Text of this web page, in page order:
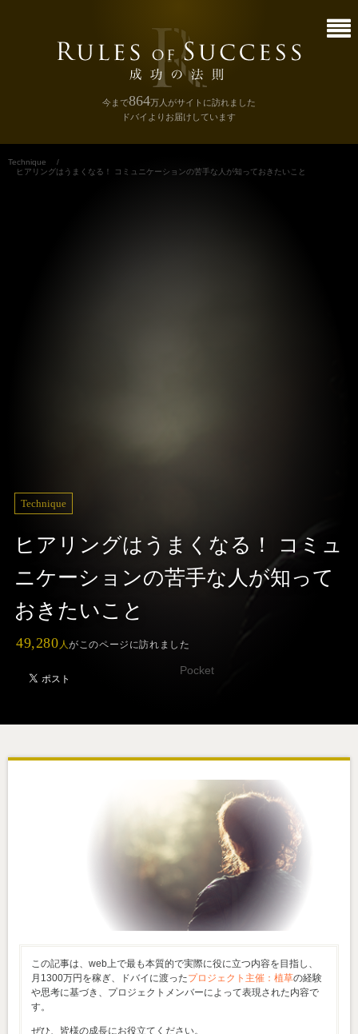
今まで864万人 がサイトに訪れました
ドバイよりお届けしています
Technique
/
ヒアリングはうまくなる！ コミュニケーションの苦手な人が知っておきたいこと
Technique
ヒアリングはうまくなる！ コミュ
ニケーションの苦手な人が知って
おきたいこと
49,280 人がこのページに訪れました
Pocket
この記事は、web上で最も本質的で実際に役に立つ内容を目指し、
月1300万円を稼ぎ、ドバイに渡ったプロジェクト主催：植草の経験
や思考に基づき、プロジェクトメンバーによって表現された内容で
す。
ぜひ、皆様の成長にお役立てください。